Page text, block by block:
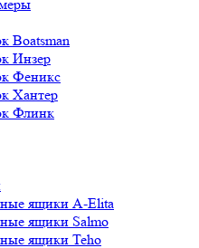
Boatsman
Инзер
Феникс
Хантер
Флинк
ящики A-Elita
ящики Salmo
ящики Teho